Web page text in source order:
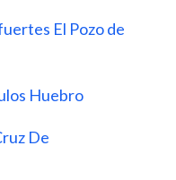
El Pozo de
Huebro
De